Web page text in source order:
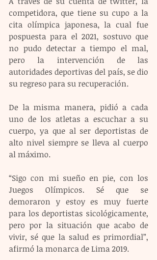
competidora, que tiene su cupo a la
cita olímpica japonesa, la cual fue
pospuesta para el 2021, sostuvo que
no pudo detectar a tiempo el mal,
pero la intervención de las
autoridades deportivas del país, se dio
su regreso para su recuperación.
De la misma manera, pidió a cada
uno de los atletas a escuchar a su
cuerpo, ya que al ser deportistas de
alto nivel siempre se lleva al cuerpo
al máximo.
“Sigo con mi sueño en pie, con los
Juegos Olímpicos. Sé que se
demoraron y estoy es muy fuerte
para los deportistas sicológicamente,
pero por la situación que acabo de
vivir, sé que la salud es primordial”,
afirmó la monarca de Lima 2019.